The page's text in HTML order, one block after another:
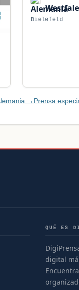
Bielefeld
→ Prensa
QUÉ ES
digital